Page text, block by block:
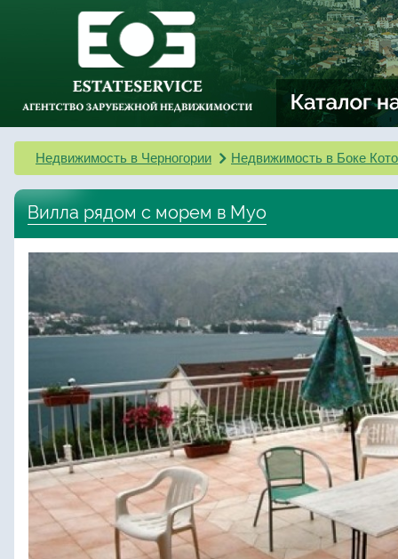
Недвижимость в Черногории Недвижимость в Боке
Вилла рядом с морем в Муо